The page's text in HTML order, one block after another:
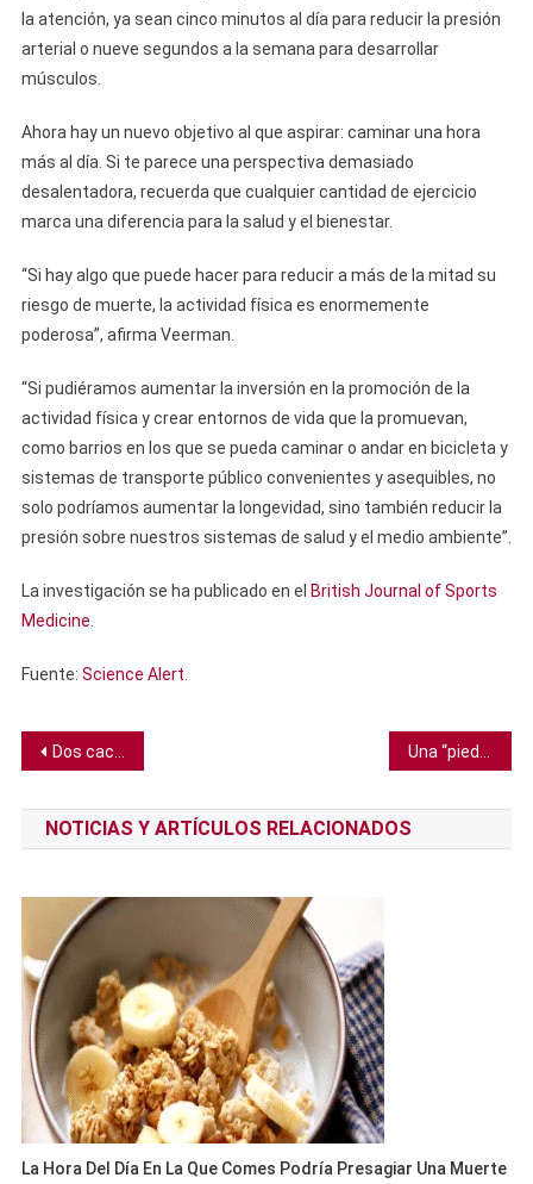
la atención, ya sean cinco minutos al día para reducir la presión
arterial o nueve segundos a la semana para desarrollar
músculos.
Ahora hay un nuevo objetivo al que aspirar: caminar una hora
más al día. Si te parece una perspectiva demasiado
desalentadora, recuerda que cualquier cantidad de ejercicio
marca una diferencia para la salud y el bienestar.
“Si hay algo que puede hacer para reducir a más de la mitad su
riesgo de muerte, la actividad física es enormemente
poderosa”, afirma Veerman.
“Si pudiéramos aumentar la inversión en la promoción de la
actividad física y crear entornos de vida que la promuevan,
como barrios en los que se pueda caminar o andar en bicicleta y
sistemas de transporte público convenientes y asequibles, no
solo podríamos aumentar la longevidad, sino también reducir la
presión sobre nuestros sistemas de salud y el medio ambiente”.
La investigación se ha publicado en el British Journal of Sports
Medicine
Fuente: Science Alert
Navegación
de
entradas
Dos cachorros de tigre son liberados en Siberia y se reúnen como pareja tras un viaje de 190 km
NOTICIAS Y ARTÍCULOS RELACIONADOS
La Hora Del Día En La Que Comes Podría Presagiar Una Muerte